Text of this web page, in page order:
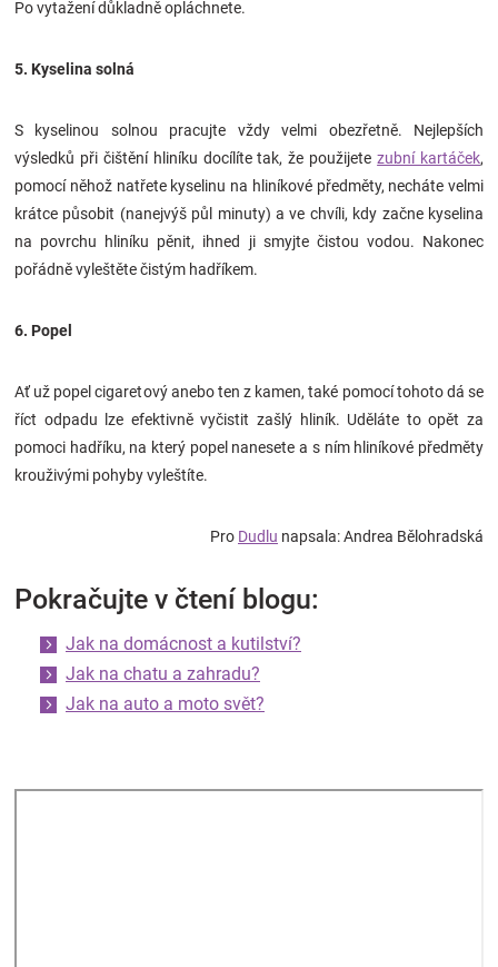
Po vytažení důkladně opláchnete.
5. Kyselina solná
S kyselinou solnou pracujte vždy velmi obezřetně. Nejlepších
výsledků při čištění hliníku docílíte tak, že použijetezubní kartáček,
pomocí něhož natřete kyselinu na hliníkové předměty, necháte velmi
krátce působit (nanejvýš půl minuty) a ve chvíli, kdy začne kyselina
na povrchu hliníku pěnit, ihned ji smyjte čistou vodou. Nakonec
pořádně vyleštěte čistým hadříkem.
6. Popel
Ať už popel cigaretový anebo ten z kamen, také pomocí tohoto dá se
říct odpadu lze efektivně vyčistit zašlý hliník. Uděláte to opět za
pomoci hadříku, na který popel nanesete a s ním hliníkové předměty
krouživými pohyby vyleštíte.
Pro Dudlu napsala: Andrea Bělohradská
Pokračujte v čtení blogu:
Jak na domácnost a kutilství?
Jak na chatu a zahradu?
Jak na auto a moto svět?